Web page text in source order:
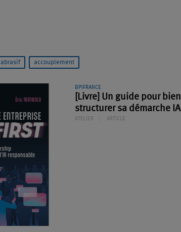
abrasif accouplement
BPIFRANCE
[Livre] Un guide pour bien
structurer sa démarche IA
ATELIER ARTICLE